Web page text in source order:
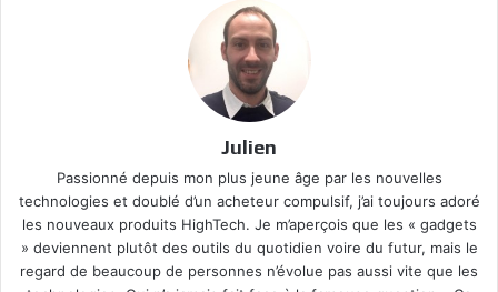
Julien
Passionné depuis mon plus jeune âge par les nouvelles
technologies et doublé d’un acheteur compulsif, j’ai toujours adoré
les nouveaux produits HighTech. Je m’aperçois que les « gadgets
» deviennent plutôt des outils du quotidien voire du futur, mais le
regard de beaucoup de personnes n’évolue pas aussi vite que les